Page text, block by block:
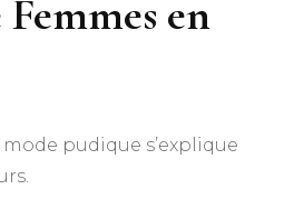
en
pudique s’explique